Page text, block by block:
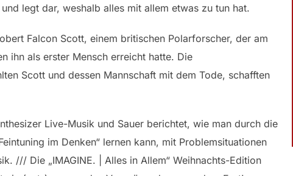
legt dar, weshalb alles mit allem etwas zu tun hat.
Falcon Scott, einem britischen Polarforscher, der am
ihn als erster Mensch erreicht hatte. Die
Scott und dessen Mannschaft mit dem Tode, schafften
Live-Musik und Sauer berichtet, wie man durch die
im Denken“ lernen kann, mit Problemsituationen
/// Die „IMAGINE. | Alles in Allem“ Weihnachts-Edition